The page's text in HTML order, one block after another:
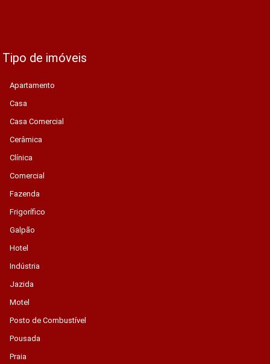
Tipo de imóveis
Apartamento
Casa
Casa Comercial
Cerâmica
Clínica
Comercial
Fazenda
Frigorífico
Galpão
Hotel
Indústria
Jazida
Motel
Posto de Combustível
Pousada
Praia